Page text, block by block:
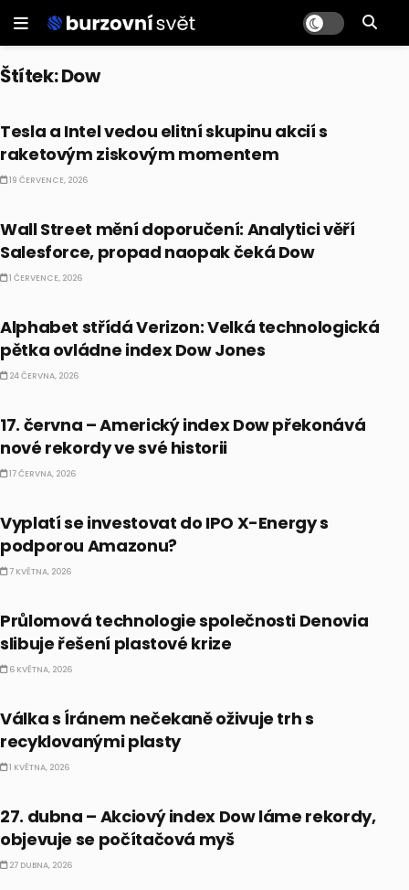
Štítek:Dow
Tesla a Intel vedou elitní skupinu akcií s
raketovým ziskovým momentem
19 ČERVENCE, 2026
Wall Street mění doporučení: Analytici věří
Salesforce, propad naopak čeká Dow
1 ČERVENCE, 2026
Alphabet střídá Verizon: Velká technologická
pětka ovládne index Dow Jones
24 ČERVNA, 2026
17. června – Americký index Dow překonává
nové rekordy ve své historii
17 ČERVNA, 2026
Vyplatí se investovat do IPO X-Energy s
podporou Amazonu?
7 KVĚTNA, 2026
Průlomová technologie společnosti Denovia
slibuje řešení plastové krize
6 KVĚTNA, 2026
Válka s Íránem nečekaně oživuje trh s
recyklovanými plasty
1 KVĚTNA, 2026
27. dubna – Akciový index Dow láme rekordy,
objevuje se počítačová myš
27 DUBNA, 2026